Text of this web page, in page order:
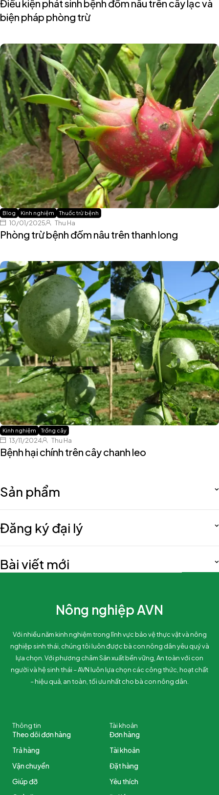
Điều kiện phát sinh bệnh đốm nâu trên cây lạc và
biện pháp phòng trừ
Blog Kinh nghiệm Thuốc trừ bệnh
10/01/2025 Thu Ha
Phòng trừ bệnh đốm nâu trên thanh long
Kinh nghiệm Trồng cây
13/11/2024 Thu Ha
Bệnh hại chính trên cây chanh leo
Sản phẩm
Đăng ký đại lý
Bài viết mới
Nông nghiệp AVN
Với nhiều năm kinh nghiệm trong lĩnh vực bảo vệ thực vật và nông
nghiệp sinh thái, chúng tôi luôn được bà con nông dân yêu quý và
lựa chọn. Với phương châm Sản xuất bền vững, An toàn với con
người và hệ sinh thái – AVN luôn lựa chọn các công thức, hoạt chất
– hiệu quả, an toàn, tối ưu nhất cho bà con nông dân.
Thông tin
Theo dõi đơn hàng
Trả hàng
Vận chuyển
Giúp đỡ
Tài khoản
Đơn hàng
Tài khoản
Đặt hàng
Yêu thích